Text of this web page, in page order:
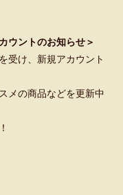
ウントのお知らせ＞
受け、新規アカウント
メの商品などを更新中